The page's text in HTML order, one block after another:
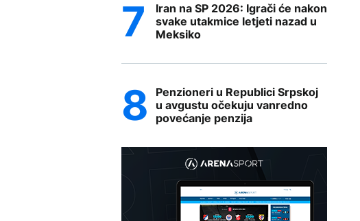
Iran na SP 2026: Igrači će nakon
svake utakmice letjeti nazad u
Meksiko
Penzioneri u Republici Srpskoj
u avgustu očekuju vanredno
povećanje penzija